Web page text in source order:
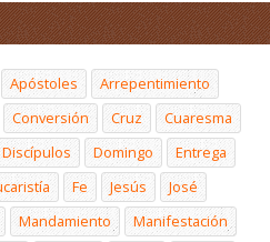
Apóstoles
Arrepentimiento
Conversión Cruz
Cuaresma
Discípulos Domingo
Entrega
Fe Jesús
José
Mandamiento
Manifestación